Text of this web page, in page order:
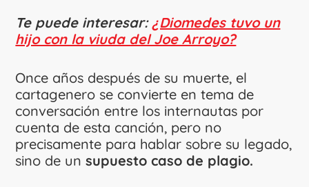
Te puede interesar: ¿Diomedes tuvo un
hijo con la viuda del Joe Arroyo?
Once años después de su muerte, el
cartagenero se convierte en tema de
conversación entre los internautas por
cuenta de esta canción, pero no
precisamente para hablar sobre su legado,
sino de un supuesto caso de plagio.